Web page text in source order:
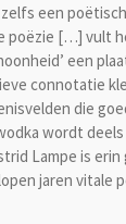
een
poëzie […] vult
een
connotatie
die
wordt
Lampe is erin
jaren vitale